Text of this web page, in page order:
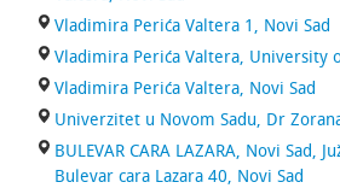
Vladimira Perića Valtera 1, Novi Sad
Vladimira Perića Valtera, University
Vladimira Perića Valtera, Novi Sad
Univerzitet u Novom Sadu, Dr
BULEVAR CARA LAZARA, Novi Sad,
Bulevar cara Lazara 40, Novi Sad